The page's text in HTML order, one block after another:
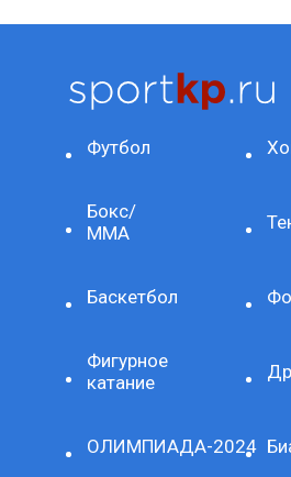
Футбол
Бокс/
ММА
Баскетбол
Фигурное
катание
ОЛИМПИАДА-2024